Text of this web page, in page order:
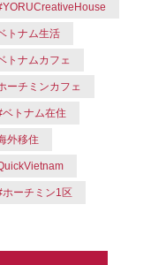
トナム生活
トナムカフェ
ーチミンカフェ
ベトナム在住
外移住
ホーチミン1区